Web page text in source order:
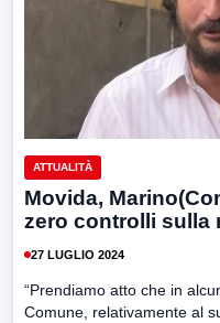
ATTUALITÀ
Movida,
zero controlli sulla
27 LUGLIO 2024
“Prendiamo atto che in
Comune, relativamente al